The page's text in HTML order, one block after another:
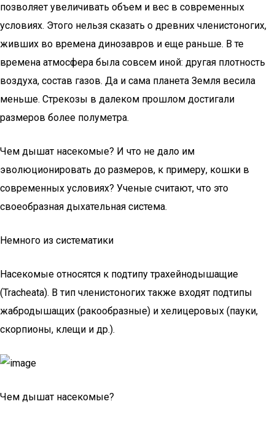
позволяет увеличивать объем и вес в современных
условиях. Этого нельзя сказать о древних членистоногих,
живших во времена динозавров и еще раньше. В те
времена атмосфера была совсем иной: другая плотность
воздуха, состав газов. Да и сама планета Земля весила
меньше. Стрекозы в далеком прошлом достигали
размеров более полуметра.
Чем дышат насекомые? И что не дало им
эволюционировать до размеров, к примеру, кошки в
современных условиях? Ученые считают, что это
своеобразная дыхательная система.
Немного из систематики
Насекомые относятся к подтипу трахейнодышащие
(Tracheata). В тип членистоногих также входят подтипы
жабродышащих (ракообразные) и хелицеровых (пауки,
скорпионы, клещи и др.).
Чем дышат насекомые?